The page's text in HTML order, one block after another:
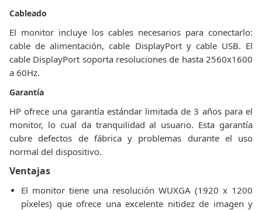
Cableado
El monitor incluye los cables necesarios para conectarlo:
cable de alimentación, cable DisplayPort y cable USB. El
cable DisplayPort soporta resoluciones de hasta 2560x1600
a 60Hz.
Garantía
HP ofrece una garantía estándar limitada de 3 años para el
monitor, lo cual da tranquilidad al usuario. Esta garantía
cubre defectos de fábrica y problemas durante el uso
normal del dispositivo.
Ventajas
El monitor tiene una resolución WUXGA (1920 x 1200
píxeles) que ofrece una excelente nitidez de imagen y